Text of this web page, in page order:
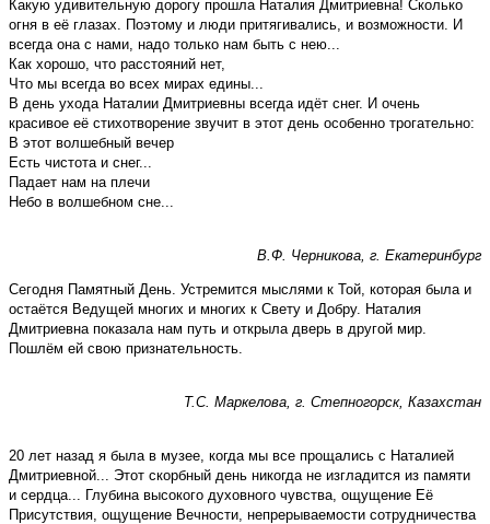
Какую удивительную дорогу прошла Наталия Дмитриевна! Сколько
огня в её глазах. Поэтому и люди притягивались, и возможности. И
всегда она с нами, надо только нам быть с нею...
Как хорошо, что расстояний нет,
Что мы всегда во всех мирах едины...
В день ухода Наталии Дмитриевны всегда идёт снег. И очень
красивое её стихотворение звучит в этот день особенно трогательно:
В этот волшебный вечер
Есть чистота и снег...
Падает нам на плечи
Небо в волшебном сне...
В.Ф. Черникова, г. Екатеринбург
Сегодня Памятный День. Устремится мыслями к Той, которая была и
остаётся Ведущей многих и многих к Свету и Добру. Наталия
Дмитриевна показала нам путь и открыла дверь в другой мир.
Пошлём ей свою признательность.
Т.С. Маркелова, г. Степногорск, Казахстан
20 лет назад я была в музее, когда мы все прощались с Наталией
Дмитриевной... Этот скорбный день никогда не изгладится из памяти
и сердца... Глубина высокого духовного чувства, ощущение Её
Присутствия, ощущение Вечности, непрерываемости сотрудничества